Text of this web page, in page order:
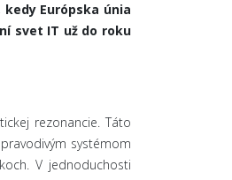
Európska únia
svet IT už do roku
rezonancie. Táto
systémom
V jednoduchosti